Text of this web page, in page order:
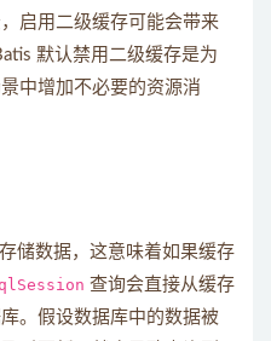
启用二级缓存可能会带来
默认禁用二级缓存是为
中增加不必要的资源消
存储数据，这意味着如果缓存
查询会直接从缓存
。假设数据库中的数据被